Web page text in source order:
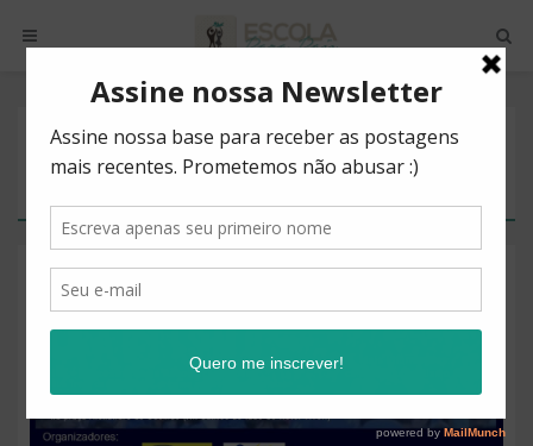
POSTS BY TAG
SINDROME